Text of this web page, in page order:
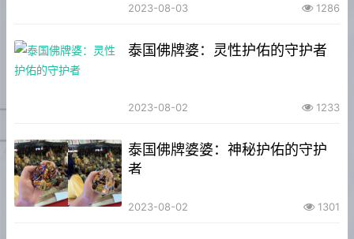
2023-08-03 1286
泰国佛牌婆：灵性护佑的守护者
2023-08-02 1233
泰国佛牌婆婆：神秘护佑的守护
者
2023-08-02 1301